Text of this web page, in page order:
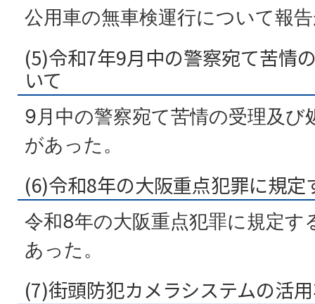
公用車の無車検運行について報
(5)令和7年9月中の警察宛て苦情
いて
9月中の警察宛て苦情の受理及び
があった。
(6)令和8年の大阪重点犯罪に規定
令和8年の大阪重点犯罪に規定す
あった。
(7)街頭防犯カメラシステムの活